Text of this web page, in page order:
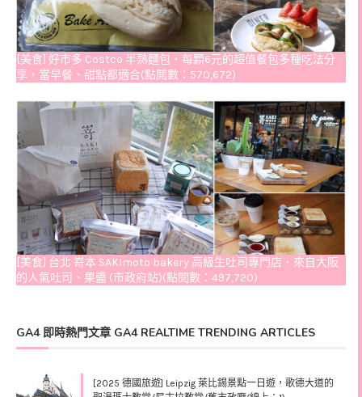
[美食] 好市多 Costco 半熟麵包．每顆6元的超值餐包多種吃法分
享，當早餐、甜點都適合(點閱數：570,672)
[美食] 台北 嵜本 SAKImoto bakery 高級生吐司專門店．來自大阪
的人氣吐司、果醬 (市政府站)(點閱數：497,720)
GA4 即時熱門文章 GA4 REALTIME TRENDING ARTICLES
[2025 德國旅遊] Leipzig 萊比錫景點一日遊，歌德大道的